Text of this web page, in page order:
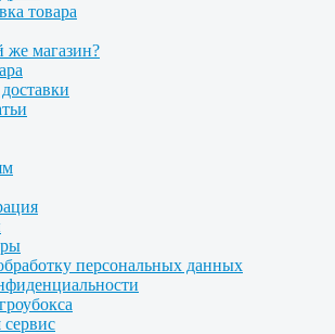
товара
же магазин?
персональных данных